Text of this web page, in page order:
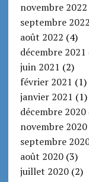
novembre 2022
septembre 2022
août 2022 (4)
décembre 2021
juin 2021 (2)
février 2021 (1)
janvier 2021 (1)
décembre 2020
novembre 2020
septembre
août 2020(3)
juillet 2020(2)